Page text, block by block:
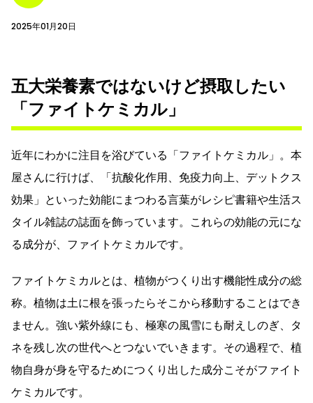
2025年01月20日
五大栄養素ではないけど摂取したい
「ファイトケミカル」
近年にわかに注目を浴びている「ファイトケミカル」。本
屋さんに行けば、「抗酸化作用、免疫力向上、デットクス
効果」といった効能にまつわる言葉がレシピ書籍や生活ス
タイル雑誌の誌面を飾っています。これらの効能の元にな
る成分が、ファイトケミカルです。
ファイトケミカルとは、植物がつくり出す機能性成分の総
称。植物は土に根を張ったらそこから移動することはでき
ません。強い紫外線にも、極寒の風雪にも耐えしのぎ、タ
ネを残し次の世代へとつないでいきます。その過程で、植
物自身が身を守るためにつくり出した成分こそがファイト
ケミカルです。